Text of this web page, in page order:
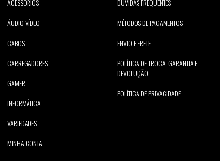
ACESSÓRIOS
ÁUDIO VÍDEO
CABOS
CARREGADORES
GAMER
INFORMÁTICA
VARIEDADES
MINHA CONTA
DÚVIDAS FREQUENTES
MÉTODOS DE PAGAMENTOS
ENVIO E FRETE
POLÍTICA DE TROCA, GARANTIA E
DEVOLUÇÃO
POLÍTICA DE PRIVACIDADE